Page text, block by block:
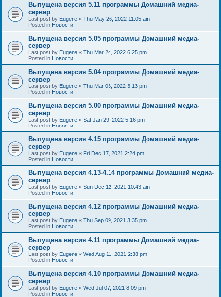
Выпущена версия 5.11 программы Домашний медиа-
сервер
Last post by Eugene « Thu May 26, 2022 11:05 am
Posted in Новости
Выпущена версия 5.05 программы Домашний медиа-
сервер
Last post by Eugene « Thu Mar 24, 2022 6:25 pm
Posted in Новости
Выпущена версия 5.04 программы Домашний медиа-
сервер
Last post by Eugene « Thu Mar 03, 2022 3:13 pm
Posted in Новости
Выпущена версия 5.00 программы Домашний медиа-
сервер
Last post by Eugene « Sat Jan 29, 2022 5:16 pm
Posted in Новости
Выпущена версия 4.15 программы Домашний медиа-
сервер
Last post by Eugene « Fri Dec 17, 2021 2:24 pm
Posted in Новости
Выпущена версия 4.13-4.14 программы Домашний медиа-
сервер
Last post by Eugene « Sun Dec 12, 2021 10:43 am
Posted in Новости
Выпущена версия 4.12 программы Домашний медиа-
сервер
Last post by Eugene « Thu Sep 09, 2021 3:35 pm
Posted in Новости
Выпущена версия 4.11 программы Домашний медиа-
сервер
Last post by Eugene « Wed Aug 11, 2021 2:38 pm
Posted in Новости
Выпущена версия 4.10 программы Домашний медиа-
сервер
Last post by Eugene « Wed Jul 07, 2021 8:09 pm
Posted in Новости